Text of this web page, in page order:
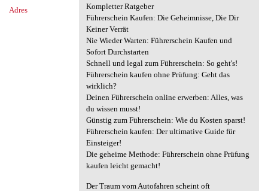
Adres
Kompletter Ratgeber
Führerschein Kaufen: Die Geheimnisse, Die Dir
Keiner Verrät
Nie Wieder Warten: Führerschein Kaufen und
Sofort Durchstarten
Schnell und legal zum Führerschein: So geht's!
Führerschein kaufen ohne Prüfung: Geht das
wirklich?
Deinen Führerschein online erwerben: Alles, was
du wissen musst!
Günstig zum Führerschein: Wie du Kosten sparst!
Führerschein kaufen: Der ultimative Guide für
Einsteiger!
Die geheime Methode: Führerschein ohne Prüfung
kaufen leicht gemacht!
Der Traum vom Autofahren scheint oft